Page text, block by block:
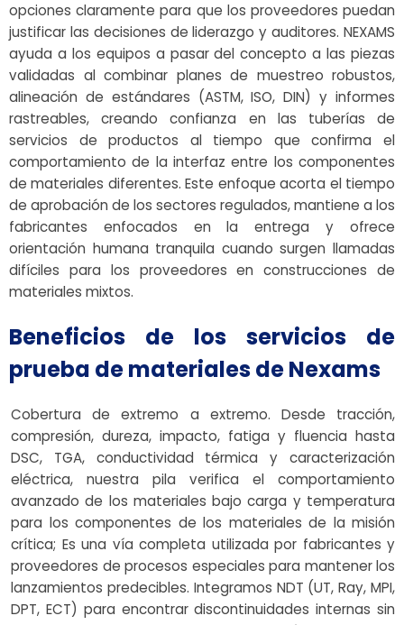
opciones claramente para que los proveedores puedan
justificar las decisiones de liderazgo y auditores. NEXAMS
ayuda a los equipos a pasar del concepto a las piezas
validadas al combinar planes de muestreo robustos,
alineación de estándares (ASTM, ISO, DIN) y informes
rastreables, creando confianza en las tuberías de
servicios de productos al tiempo que confirma el
comportamiento de la interfaz entre los componentes
de materiales diferentes. Este enfoque acorta el tiempo
de aprobación de los sectores regulados, mantiene a los
fabricantes enfocados en la entrega y ofrece
orientación humana tranquila cuando surgen llamadas
difíciles para los proveedores en construcciones de
materiales mixtos.
Beneficios de los servicios de
prueba de materiales de Nexams
Cobertura de extremo a extremo. Desde tracción,
compresión, dureza, impacto, fatiga y fluencia hasta
DSC, TGA, conductividad térmica y caracterización
eléctrica, nuestra pila verifica el comportamiento
avanzado de los materiales bajo carga y temperatura
para los componentes de los materiales de la misión
crítica; Es una vía completa utilizada por fabricantes y
proveedores de procesos especiales para mantener los
lanzamientos predecibles. Integramos NDT (UT, Ray, MPI,
DPT, ECT) para encontrar discontinuidades internas sin